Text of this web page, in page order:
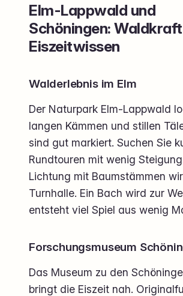
Elm-Lappwald und
Schöningen:
Eiszeitwissen
Walderlebnis im Elm
Der Naturpark Elm-Lappwald
langen Kämmen und stillen
sind gut markiert. Suchen Sie
Rundtouren mit wenig
Lichtung mit Baumstämmen
Turnhalle. Ein Bach wird zur
entsteht viel Spiel aus wenig
Forschungsmuseum
Das Museum zu den
bringt die Eiszeit nah.